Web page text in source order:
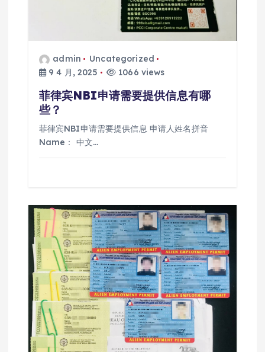
admin
Uncategorized
9 4 月, 2025
1066 views
菲律宾NBI申请需要提供信息有哪
些？
菲律宾NBI申请需要提供信息 申请人姓名拼音
Name： 中文…